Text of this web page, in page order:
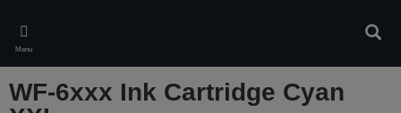
main
content
Menu
WF-6xxx Ink Cartridge Cyan